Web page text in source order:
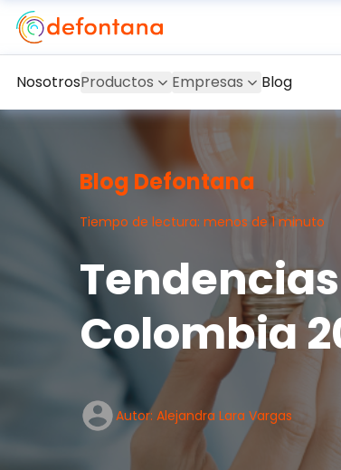
NosotrosProductos Empresas Blog
Blog Defontana
Tiempo de lectura: menos de 1 minuto
Colombia
Autor: Alejandra Lara Vargas